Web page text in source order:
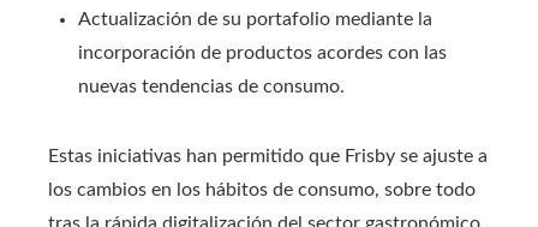
Actualización de su portafolio mediante la
incorporación de productos acordes con las
nuevas tendencias de consumo.
Estas iniciativas han permitido que Frisby se ajuste a
los cambios en los hábitos de consumo, sobre todo
tras la rápida digitalización del sector gastronómico,